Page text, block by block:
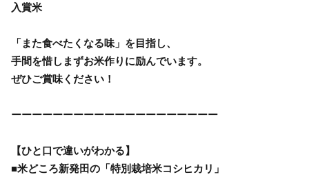
入賞米
「また食べたくなる味」を目指し、
手間を惜しまずお米作りに励んでいます。
ぜひご賞味ください！
ーーーーーーーーーーーーーーーーーーーー
【ひと口で違いがわかる】
■米どころ新発田の「特別栽培米コシヒカリ」